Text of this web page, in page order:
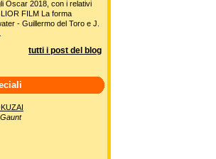
Oscar 2018, con i relativi
FILM La forma
- Guillermo del Toro e J.
tutti i post del blog